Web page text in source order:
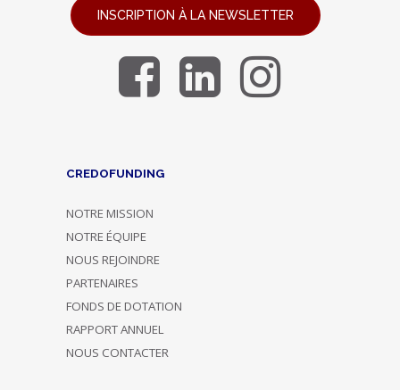
INSCRIPTION À LA NEWSLETTER
CREDOFUNDING
NOTRE MISSION
NOTRE ÉQUIPE
NOUS REJOINDRE
PARTENAIRES
FONDS DE DOTATION
RAPPORT ANNUEL
NOUS CONTACTER